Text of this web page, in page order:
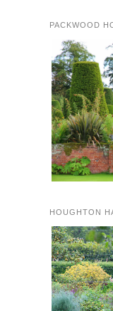
PACKWOOD
HOUGHTON